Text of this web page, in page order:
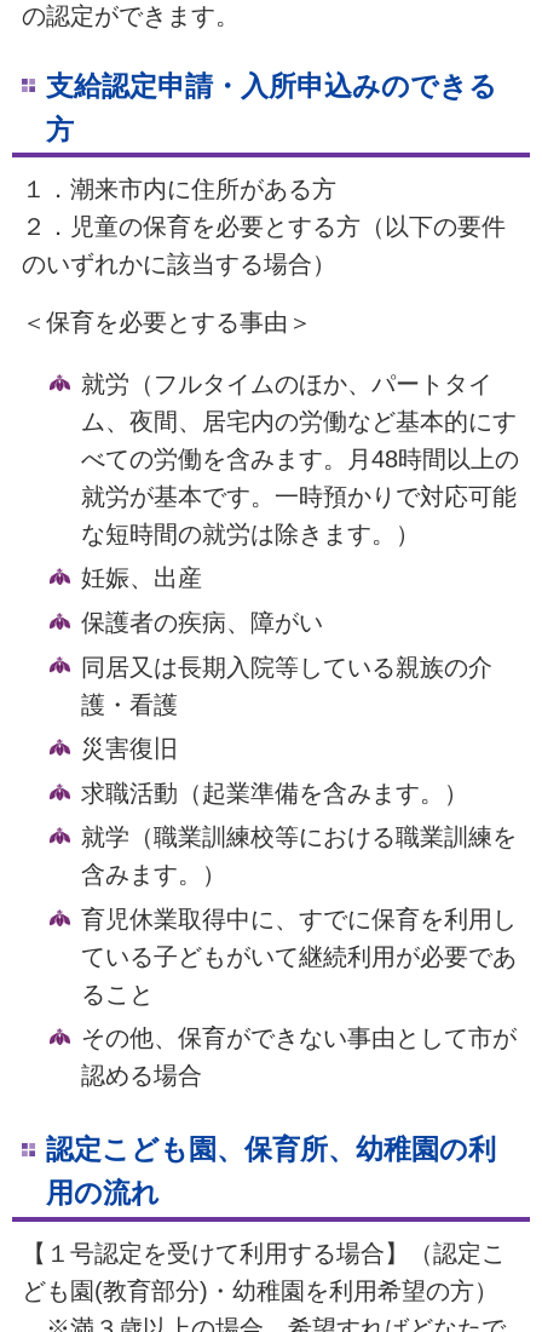
の認定ができます。
支給認定申請・入所申込みのできる
方
１．潮来市内に住所がある方
２．児童の保育を必要とする方（以下の要件
のいずれかに該当する場合）
＜保育を必要とする事由＞
就労（フルタイムのほか、パートタイ
ム、夜間、居宅内の労働など基本的にす
べての労働を含みます。月48時間以上の
就労が基本です。一時預かりで対応可能
な短時間の就労は除きます。）
妊娠、出産
保護者の疾病、障がい
同居又は長期入院等している親族の介
護・看護
災害復旧
求職活動（起業準備を含みます。）
就学（職業訓練校等における職業訓練を
含みます。）
育児休業取得中に、すでに保育を利用し
ている子どもがいて継続利用が必要であ
ること
その他、保育ができない事由として市が
認める場合
認定こども園、保育所、幼稚園の利
用の流れ
【１号認定を受けて利用する場合】（認定こ
ども園(教育部分)・幼稚園を利用希望の方）